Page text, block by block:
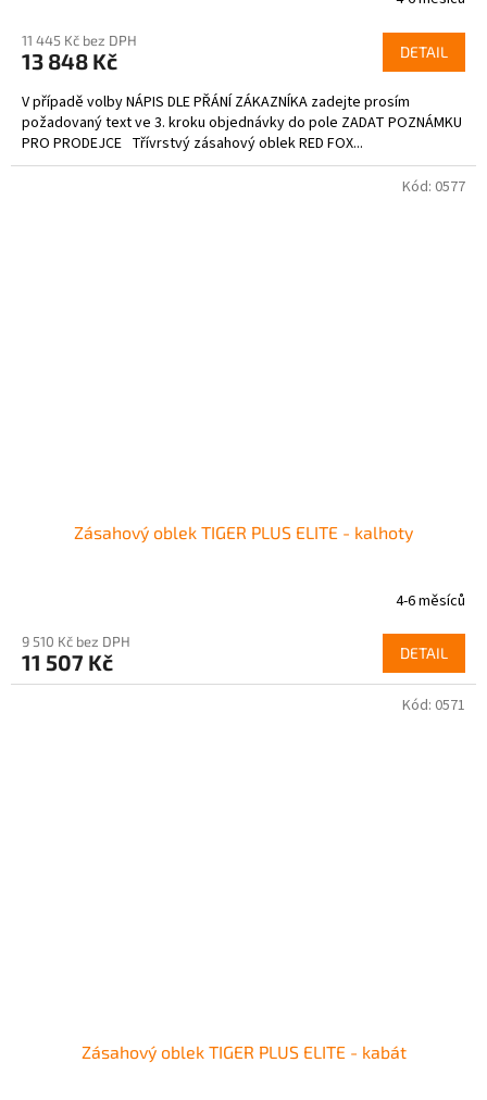
11 445 Kč bez DPH
13 848 Kč DETAIL
V případě volby NÁPIS DLE PŘÁNÍ ZÁKAZNÍKA zadejte prosím
požadovaný text ve 3. kroku objednávky do pole ZADAT POZNÁMKU
PRO PRODEJCE Třívrstvý zásahový oblek RED FOX...
Zásahový oblek TIGER PLUS ELITE - kalhoty
4-6 měsíců
9 510 Kč bez DPH
11 507 Kč DETAIL
Kód: 0577
Zásahový oblek TIGER PLUS ELITE - kabát
Kód: 0571